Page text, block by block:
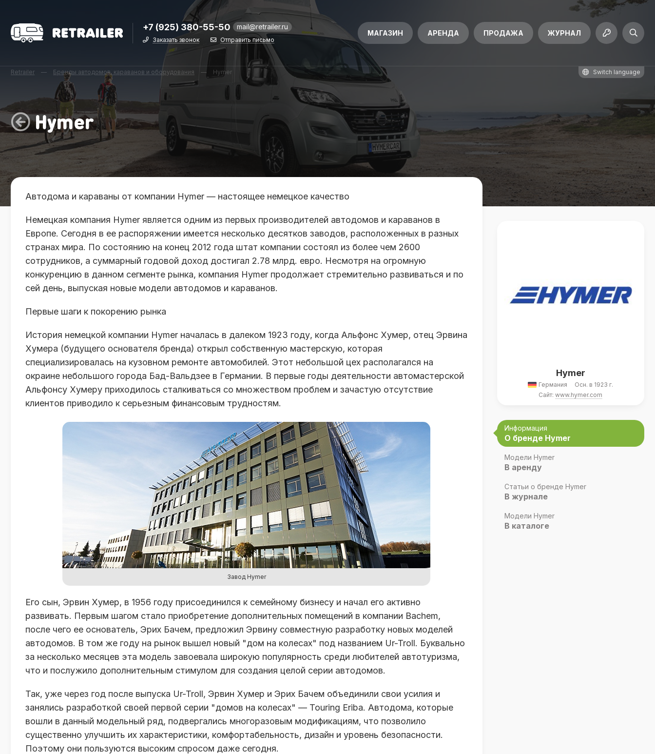
+7 (925) 380-55-50 mail@retrailer.ru
Заказать звонок Отправить письмо
МАГАЗИН АРЕНДА ПРОДАЖА ЖУРНАЛ
Retrailer — Бренды автодомов, караванов и оборудования — Hymer Switch language
Hymer
Hymer
Германия
Осн. в 1923 г.
Сайт:www.hymer.com
Информация
О бренде Hymer
Модели Hymer
В аренду
Статьи о бренде Hymer
В журнале
Модели Hymer
В каталоге
Автодома и караваны от компании Hymer — настоящее немецкое качество
Немецкая компания Hymer является одним из первых производителей автодомов и караванов в
Европе. Сегодня в ее распоряжении имеется несколько десятков заводов, расположенных в разных
странах мира. По состоянию на конец 2012 года штат компании состоял из более чем 2600
сотрудников, а суммарный годовой доход достигал 2.78 млрд. евро. Несмотря на огромную
конкуренцию в данном сегменте рынка, компания Hymer продолжает стремительно развиваться и по
сей день, выпуская новые модели автодомов и караванов.
Первые шаги к покорению рынка
История немецкой компании Hymer началась в далеком 1923 году, когда Альфонс Хумер, отец Эрвина
Хумера (будущего основателя бренда) открыл собственную мастерскую, которая
специализировалась на кузовном ремонте автомобилей. Этот небольшой цех располагался на
окраине небольшого города Бад-Вальдзее в Германии. В первые годы деятельности автомастерской
Альфонсу Хумеру приходилось сталкиваться со множеством проблем и зачастую отсутствие
клиентов приводило к серьезным финансовым трудностям.
Завод Hymer
Его сын, Эрвин Хумер, в 1956 году присоединился к семейному бизнесу и начал его активно
развивать. Первым шагом стало приобретение дополнительных помещений в компании Bachem,
после чего ее основатель, Эрих Бачем, предложил Эрвину совместную разработку новых моделей
автодомов. В том же году на рынок вышел новый "дом на колесах" под названием Ur-Troll. Буквально
за несколько месяцев эта модель завоевала широкую популярность среди любителей автотуризма,
что и послужило дополнительным стимулом для создания целой серии автодомов.
Так, уже через год после выпуска Ur-Troll, Эрвин Хумер и Эрих Бачем объединили свои усилия и
занялись разработкой своей первой серии "домов на колесах" — Touring Eriba. Автодома, которые
вошли в данный модельный ряд, подвергались многоразовым модификациям, что позволило
существенно улучшить их характеристики, комфортабельность, дизайн и уровень безопасности.
Поэтому они пользуются высоким спросом даже сегодня.